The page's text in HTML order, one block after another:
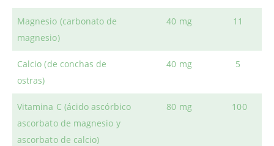
Magnesio (carbonato de
magnesio)
40 mg 11
Calcio (de conchas de
ostras)
40 mg 5
Vitamina C (ácido ascórbico
ascorbato de magnesio y
ascorbato de calcio)
80 mg 100